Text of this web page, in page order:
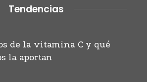
Tendencias
de la vitamina C y qué
la aportan